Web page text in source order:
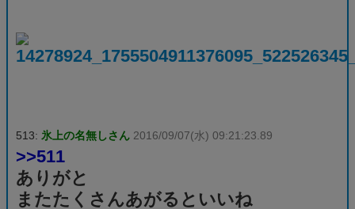
513: 氷上の名無しさん 2016/09/07(水) 09:21:23.89
>>511
ありがと
またたくさんあがるといいね